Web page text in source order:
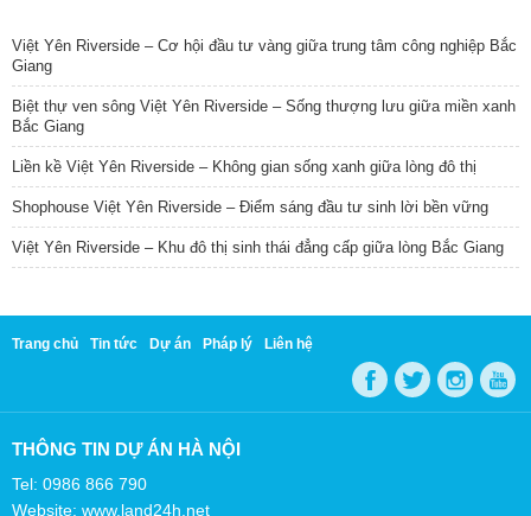
Việt Yên Riverside – Cơ hội đầu tư vàng giữa trung tâm công nghiệp Bắc
Giang
Biệt thự ven sông Việt Yên Riverside – Sống thượng lưu giữa miền xanh
Bắc Giang
Liền kề Việt Yên Riverside – Không gian sống xanh giữa lòng đô thị
Shophouse Việt Yên Riverside – Điểm sáng đầu tư sinh lời bền vững
Việt Yên Riverside – Khu đô thị sinh thái đẳng cấp giữa lòng Bắc Giang
Trang chủ Tin tức Dự án Pháp lý Liên hệ
THÔNG TIN DỰ ÁN HÀ NỘI
Tel: 0986 866 790
Website: www.land24h.net